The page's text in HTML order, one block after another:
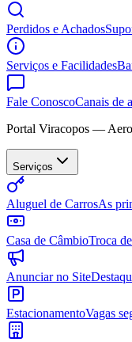
Perdidos e Achados
Serviços e Facilidades
Fale ConoscoCanais de
Portal Viracopos —
Serviços
Aluguel de CarrosAs
Casa de CâmbioTroca
Anunciar no Site
EstacionamentoVagas